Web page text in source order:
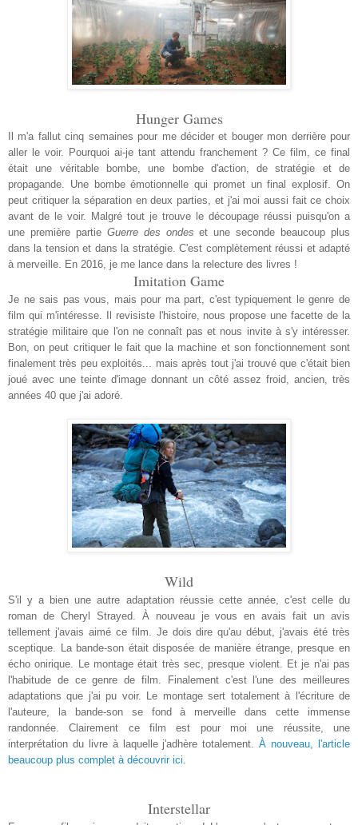
Hunger Games
Il m'a fallut cinq semaines pour me décider et bouger mon derrière pour
aller le voir. Pourquoi ai-je tant attendu franchement ? Ce film, ce final
était une véritable bombe, une bombe d'action, de stratégie et de
propagande. Une bombe émotionnelle qui promet un final explosif. On
peut critiquer la séparation en deux parties, et j'ai moi aussi fait ce choix
avant de le voir. Malgré tout je trouve le découpage réussi puisqu'on a
une première partie Guerre des ondes et une seconde beaucoup plus
dans la tension et dans la stratégie. C'est complètement réussi et adapté
à merveille. En 2016, je me lance dans la relecture des livres !
Imitation Game
Je ne sais pas vous, mais pour ma part, c'est typiquement le genre de
film qui m'intéresse. Il revisiste l'histoire, nous propose une facette de la
stratégie militaire que l'on ne connaît pas et nous invite à s'y intéresser.
Bon, on peut critiquer le fait que la machine et son fonctionnement sont
finalement très peu exploités... mais après tout j'ai trouvé que c'était bien
joué avec une teinte d'image donnant un côté assez froid, ancien, très
années 40 que j'ai adoré.
Wild
S'il y a bien une autre adaptation réussie cette année, c'est celle du
roman de Cheryl Strayed. À nouveau je vous en avais fait un avis
tellement j'avais aimé ce film. Je dois dire qu'au début, j'avais été très
sceptique. La bande-son était disposée de manière étrange, presque en
écho onirique. Le montage était très sec, presque violent. Et je n'ai pas
l'habitude de ce genre de film. Finalement c'est l'une des meilleures
adaptations que j'ai pu voir. Le montage sert totalement à l'écriture de
l'auteure, la bande-son se fond à merveille dans cette immense
randonnée. Clairement ce film est pour moi une réussite, une
interprétation du livre à laquelle j'adhère totalement.À nouveau, l'article
beaucoup plus complet à découvrir ici
Interstellar